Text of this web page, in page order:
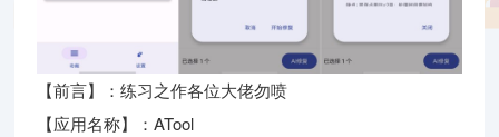
【前言】：练习之作各位大佬勿喷
【应用名称】：ATool